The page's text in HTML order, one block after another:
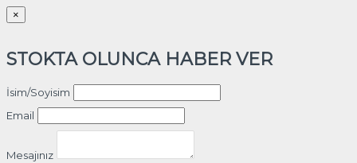
×
STOKTA OLUNCA HABER VER
İsim/Soyisim
Email
Mesajınız